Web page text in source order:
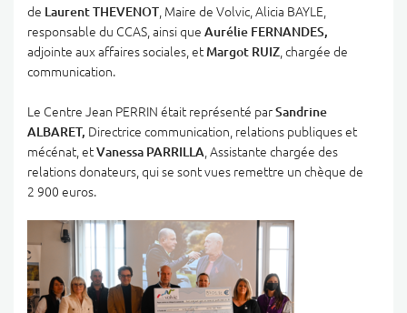
de Laurent THEVENOT , Maire de Volvic, Alicia BAYLE,
responsable du CCAS, ainsi que Aurélie FERNANDES,
adjointe aux affaires sociales, et Margot RUIZ , chargée de
communication.
Le Centre Jean PERRIN était représenté parSandrine
ALBARET, Directrice communication, relations publiques et
mécénat, etVanessa PARRILLA , Assistante chargée des
relations donateurs, qui se sont vues remettre un chèque de
2 900 euros.